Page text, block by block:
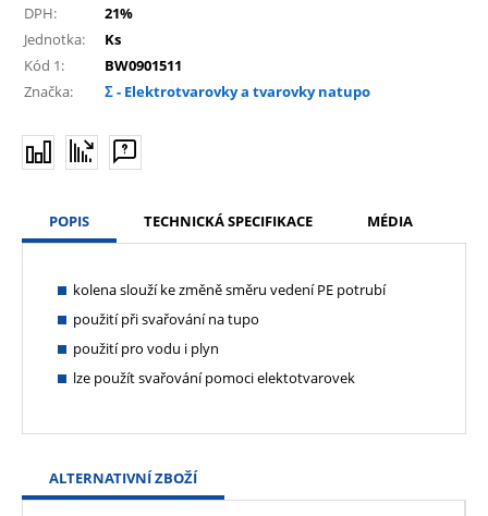
DPH:
21%
Jednotka:
Ks
Kód 1:
BW0901511
Značka:
Σ - Elektrotvarovky a tvarovky natupo
POPIS TECHNICKÁ SPECIFIKACE MÉDIA
kolena slouží ke změně směru vedení PE potrubí
použití při svařování na tupo
použití pro vodu i plyn
lze použít svařování pomoci elektotvarovek
ALTERNATIVNÍ ZBOŽÍ